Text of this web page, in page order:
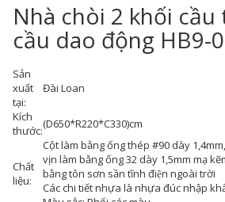
Nhà chòi 2 khối
cầu dao động HB9-
Sản
xuất
tại:
Đài Loan
Kích
thước:(D650*R220*C330)cm
Chất
liệu:
Cột làm bằng ống thép #90 dày
vịn làm bằng ống 32 dày 1,5mm mạ
bằng tôn sơn sần tĩnh điện ngoài trời
Các chi tiết nhựa là nhựa đúc nhập